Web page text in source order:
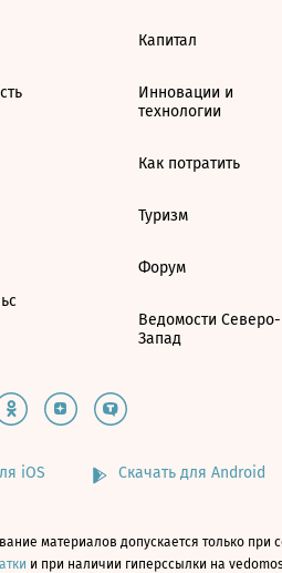
Капитал
Инновации и
технологии
Как потратить
Туризм
Форум
Ведомости Северо-
Запад
iOS Скачать для Android
материалов допускается только при
и при наличии гиперссылки на